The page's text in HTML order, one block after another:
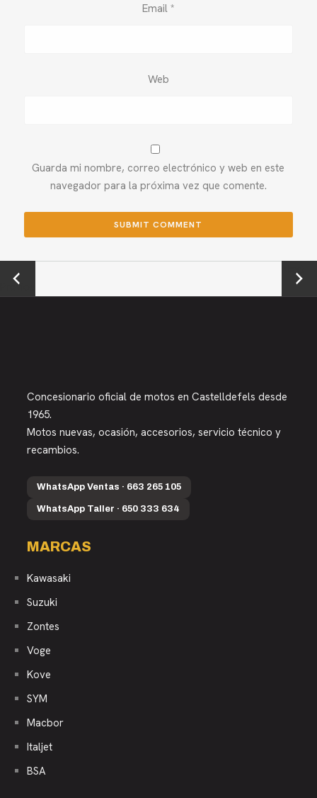
Email *
Web
Guarda mi nombre, correo electrónico y web en este
navegador para la próxima vez que comente.
←
Previou
Next →
Concesionario oficial de motos en Castelldefels desde
1965.
Motos nuevas, ocasión, accesorios, servicio técnico y
recambios.
WhatsApp Ventas · 663 265 105
WhatsApp Taller · 650 333 634
MARCAS
Kawasaki
Suzuki
Zontes
Voge
Kove
SYM
Macbor
Italjet
BSA